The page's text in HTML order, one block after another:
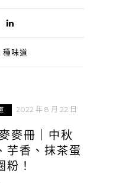
種味道
2022 年 8 月 22 日
麥冊｜中秋
芋香、抹茶蛋
！